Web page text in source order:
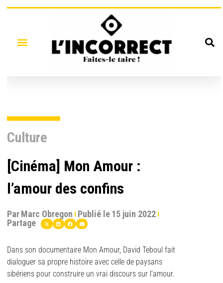
Culture
[Cinéma] Mon Amour :
l’amour des confins
ParMarc Obregon Publié le15 juin 2022
Partage
Dans son documentaire Mon Amour, David Teboul fait
dialoguer sa propre histoire avec celle de paysans
sibériens pour construire un vrai discours sur l’amour.